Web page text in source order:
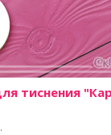
тиснения